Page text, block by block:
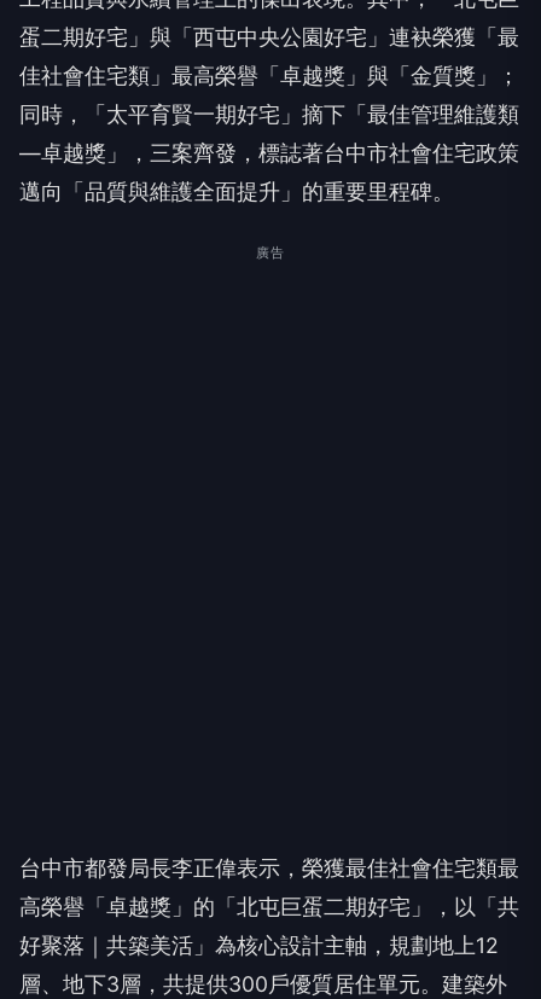
蛋二期好宅」與「西屯中央公園好宅」連袂榮獲「最
佳社會住宅類」最高榮譽「卓越獎」與「金質獎」；
同時，「太平育賢一期好宅」摘下「最佳管理維護類
—卓越獎」，三案齊發，標誌著台中市社會住宅政策
邁向「品質與維護全面提升」的重要里程碑。
廣告
高榮譽「卓越獎」的「北屯巨蛋二期好宅」，以「共
好聚落｜共築美活」為核心設計主軸，規劃地上12
層、地下3層，共提供300戶優質居住單元。建築外
觀巧妙呼應鄰近台中巨蛋的圓形意象，採用圓形幾何